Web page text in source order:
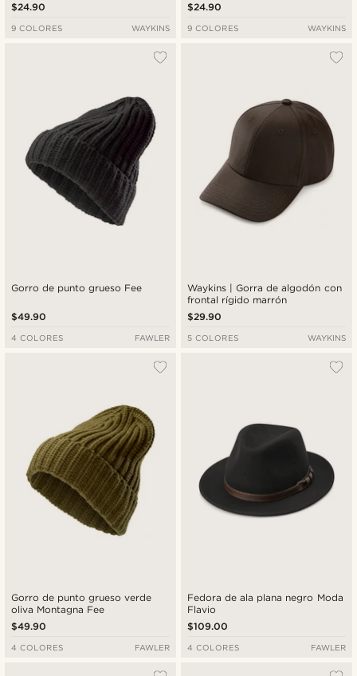
$24.90
9 COLORES WAYKINS
$24.90
9 COLORES WAYKINS
Gorro de punto grueso Fee
$49.90
4 COLORES FAWLER
Waykins | Gorra de algodón con
frontal rígido marrón
$29.90
5 COLORES WAYKINS
Gorro de punto grueso verde
oliva Montagna Fee
$49.90
4 COLORES FAWLER
Fedora de ala plana negro Moda
Flavio
$109.00
4 COLORES FAWLER